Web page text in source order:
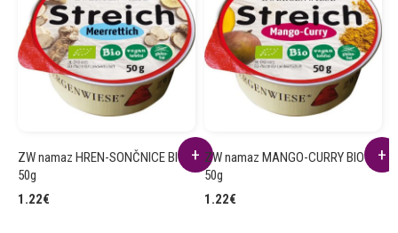
ZW namaz HREN-SONČNICE BIO
50g
1.22€
ZW namaz MANGO-CURRY BIO
50g
1.22€